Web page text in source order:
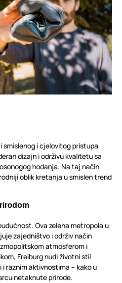
smislenog i cjelovitog pristupa
dizajn i održivu kvalitetu sa
hodanja. Na taj način
oblik kretanja u smislen trend
Ova zelena metropola u
zajedništvo i održiv način
atmosferom i
Freiburg nudi životni stil
raznim aktivnostima – kako u
netaknute prirode.